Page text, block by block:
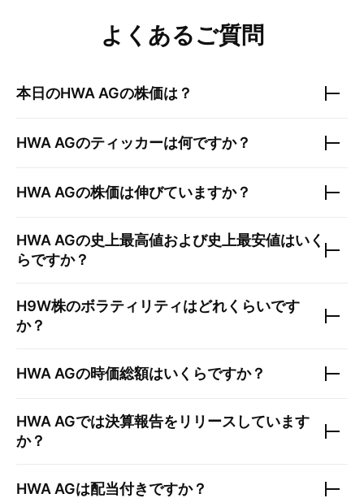
よくあるご質問
本日のHWA AGの株価は？
HWA AGのティッカーは何ですか？
HWA AGの株価は伸びていますか？
HWA AGの史上最高値および史上最安値はいく
らですか？
H9W株のボラティリティはどれくらいです
か？
HWA AGの時価総額はいくらですか？
HWA AGでは決算報告をリリースしています
か？
HWA AGは配当付きですか？